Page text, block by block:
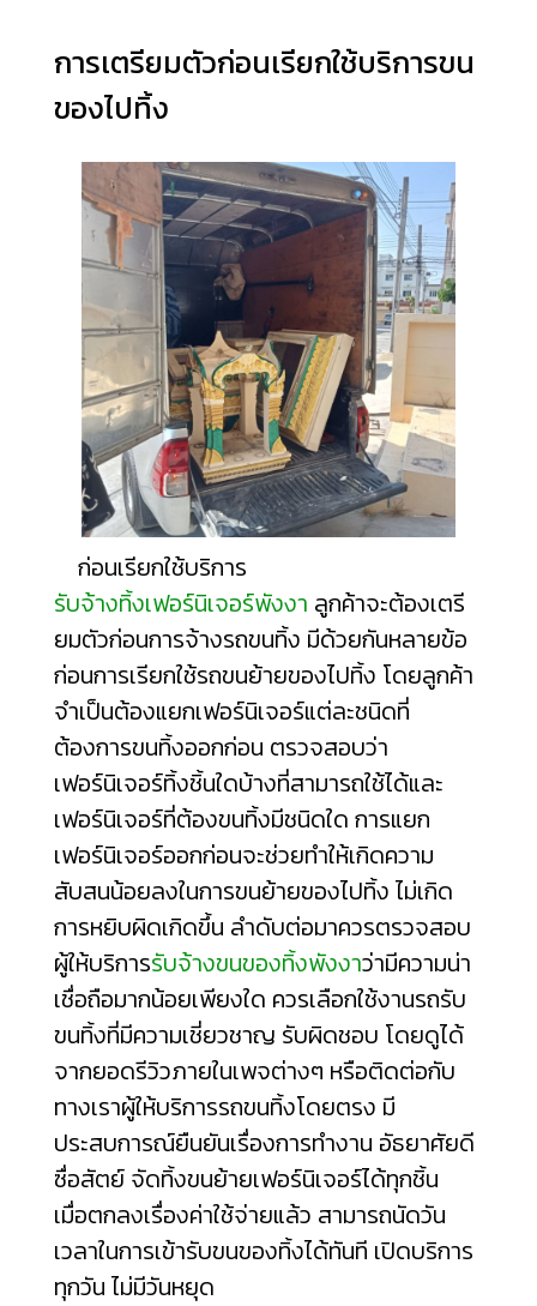
การเตรียมตัวก่อนเรียกใช้บริการขน
ของไปทิ้ง
ก่อนเรียกใช้บริการ
รับจ้างทิ้งเฟอร์นิเจอร์พังงา ลูกค้าจะต้องเตรี
ยมตัวก่อนการจ้างรถขนทิ้ง มีด้วยกันหลายข้อ
ก่อนการเรียกใช้รถขนย้ายของไปทิ้ง โดยลูกค้า
จำเป็นต้องแยกเฟอร์นิเจอร์แต่ละชนิดที่
ต้องการขนทิ้งออกก่อน ตรวจสอบว่า
เฟอร์นิเจอร์ทิ้งชิ้นใดบ้างที่สามารถใช้ได้และ
เฟอร์นิเจอร์ที่ต้องขนทิ้งมีชนิดใด การแยก
เฟอร์นิเจอร์ออกก่อนจะช่วยทำให้เกิดความ
สับสนน้อยลงในการขนย้ายของไปทิ้ง ไม่เกิด
การหยิบผิดเกิดขึ้น ลำดับต่อมาควรตรวจสอบ
ผู้ให้บริการรับจ้างขนของทิ้งพังงาว่ามีความน่า
เชื่อถือมากน้อยเพียงใด ควรเลือกใช้งานรถรับ
ขนทิ้งที่มีความเชี่ยวชาญ รับผิดชอบ โดยดูได้
จากยอดรีวิวภายในเพจต่างๆ หรือติดต่อกับ
ทางเราผู้ให้บริการรถขนทิ้งโดยตรง มี
ประสบการณ์ยืนยันเรื่องการทำงาน อัธยาศัยดี
ซื่อสัตย์ จัดทิ้งขนย้ายเฟอร์นิเจอร์ได้ทุกชิ้น
เมื่อตกลงเรื่องค่าใช้จ่ายแล้ว สามารถนัดวัน
เวลาในการเข้ารับขนของทิ้งได้ทันที เปิดบริการ
ทุกวัน ไม่มีวันหยุด